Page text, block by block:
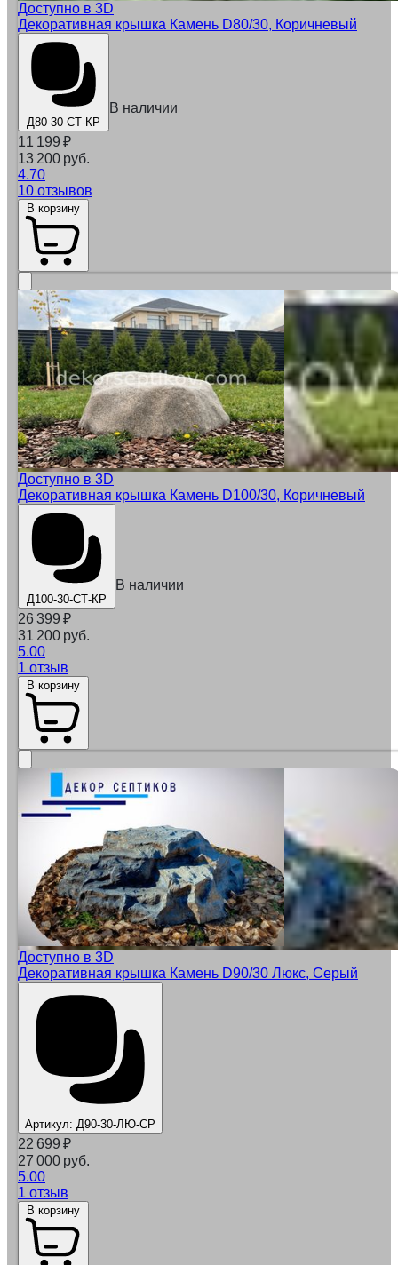
Доступно в 3D
Декоративная крышка Камень D80/30, Коричневый
Д80-30-СТ-КР
В наличии
11 199 ₽
13 200 руб.
4.70
10 отзывов
Доступно в 3D
Декоративная крышка Камень D100/30, Коричневый
Д100-30-СТ-КР
В наличии
26 399 ₽
31 200 руб.
5.00
1 отзыв
Доступно в 3D
Декоративная крышка Камень D90/30 Люкс, Серый
Артикул: Д90-30-ЛЮ-СР
22 699 ₽
27 000 руб.
5.00
1 отзыв